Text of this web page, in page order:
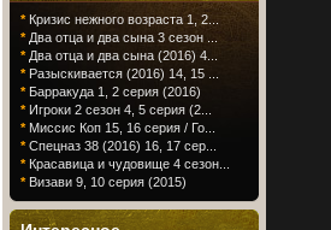
* Кризис нежного возраста 1, 2...
* Два отца и два сына 3 сезон ...
* Два отца и два сына (2016) 4...
* Разыскивается (2016) 14, 15 ...
* Барракуда 1, 2 серия (2016)
* Игроки 2 сезон 4, 5 серия (2...
* Миссис Коп 15, 16 серия / Го...
* Спецназ 38 (2016) 16, 17 сер...
* Красавица и чудовище 4 сезон...
* Визави 9, 10 серия (2015)